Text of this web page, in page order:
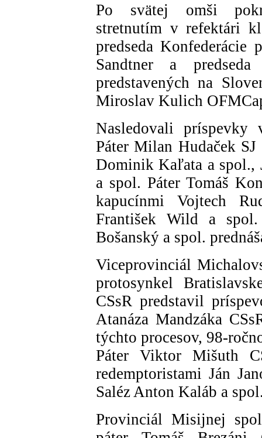
Po svätej omši
stretnutím v refektári
predseda Konfederácie
Sandtner a
predstavených na
Miroslav Kulich
Nasledovali príspevky
Páter Milan Hudaček
Dominik Kaľata a spol.,
a spol. Páter Tomáš
kapucínmi Vojtech
František Wild a
Bošanský a spol.
Viceprovinciál
protosynkel
CSsR predstavil
Atanáza Mandzáka
týchto procesov, 98-
Páter Viktor Mišuth
redemptoristami Ján
Saléz Anton Kaláb a
Provinciál Misijnej